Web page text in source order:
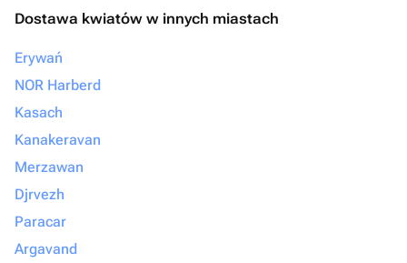
Dostawa kwiatów w innych miastach
Erywań
NOR Harberd
Kasach
Kanakeravan
Merzawan
Djrvezh
Paracar
Argavand